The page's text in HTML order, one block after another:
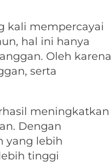
kali mempercayai
hal ini hanya
Oleh karena
serta
meningkatkan
Dengan
yang lebih
tinggi